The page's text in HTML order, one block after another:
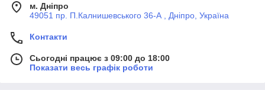
м. Дніпро
49051 пр. П.Калнишевського 36-А , Дніпро, Україна
Контакти
Сьогодні працює з 09:00 до 18:00
Показати весь графік роботи